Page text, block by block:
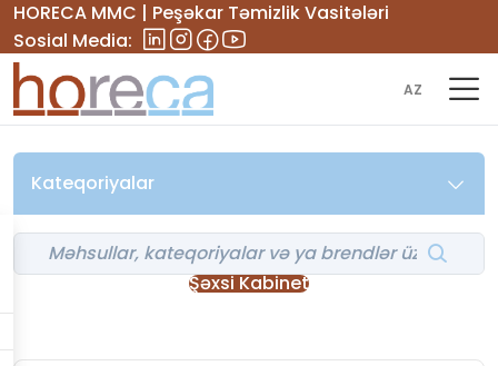
HORECA MMC | Peşəkar Təmizlik Vasitələri
Sosial Media:
AZ
Kateqoriyalar
Şəxsi Kabinet